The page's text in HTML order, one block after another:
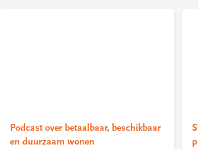
Podcast over betaalbaar, beschikbaar
en duurzaam wonen